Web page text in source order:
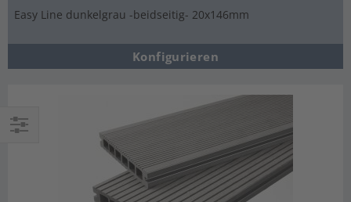
Easy Line dunkelgrau -beidseitig- 20x146mm
Konfigurieren
Einkaufsoptionen